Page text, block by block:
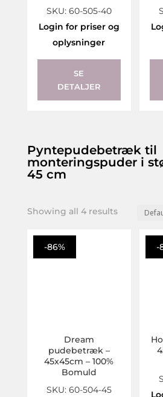
SKU: 60-505-40
Login for priser og
oplysninger
SE
DETALJER
Pyntepudebetræk til
monteringspuder i
45 cm
Showing all 4 results
-86%
Dream
pudebetræk –
45x45cm – 100%
Bomuld
SKU: 60-504-45
-